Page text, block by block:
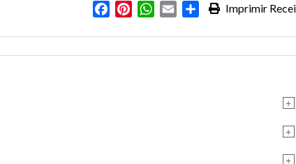
Imprimir
FacebookPinterestWhatsApp
Email Partilhar
+
+
+